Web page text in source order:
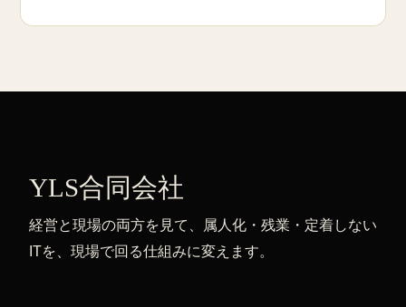
YLS合同会社
経営と現場の両方を見て、属人化・残業・定着しない
ITを、現場で回る仕組みに変えます。